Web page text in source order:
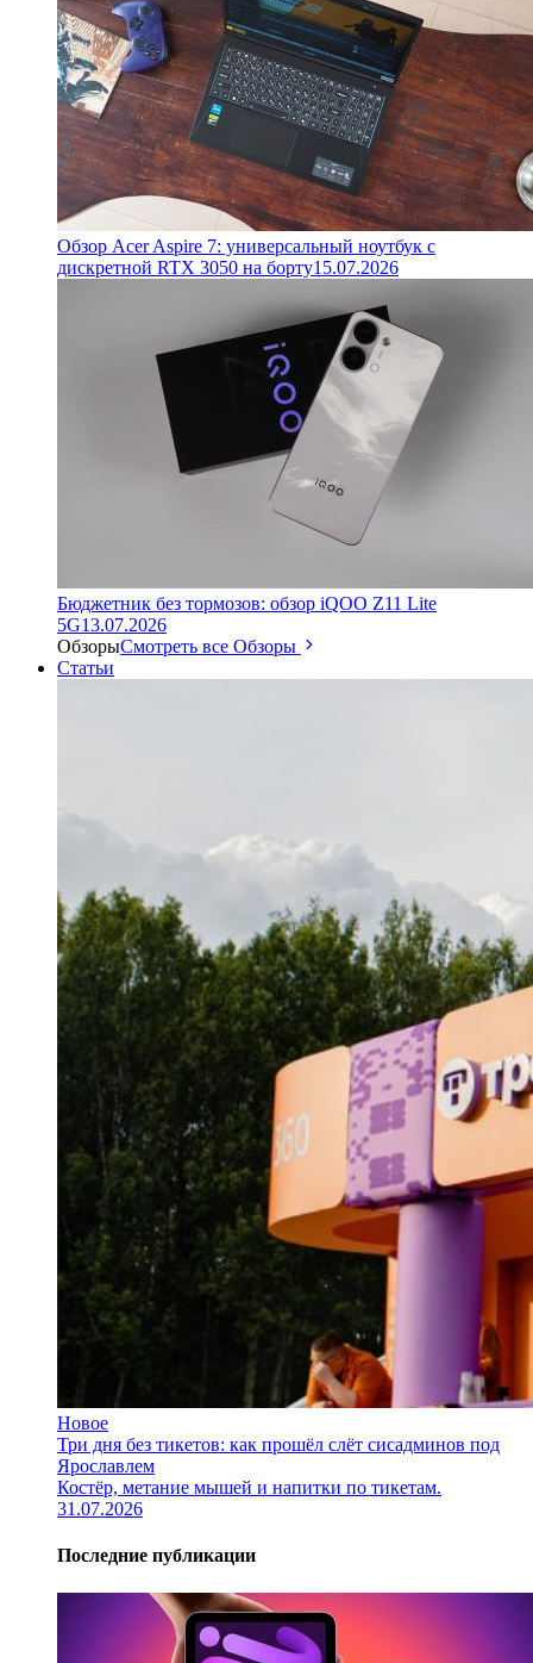
Обзор Acer Aspire 7: универсальный ноутбук с
дискретной RTX 3050 на борту15.07.2026
Бюджетник без тормозов: обзор iQOO Z11 Lite
5G13.07.2026
ОбзорыСмотреть все Обзоры
Статьи
Новое
Три дня без тикетов: как прошёл слёт сисадминов под
Ярославлем
Костёр, метание мышей и напитки по тикетам.
31.07.2026
Последние публикации